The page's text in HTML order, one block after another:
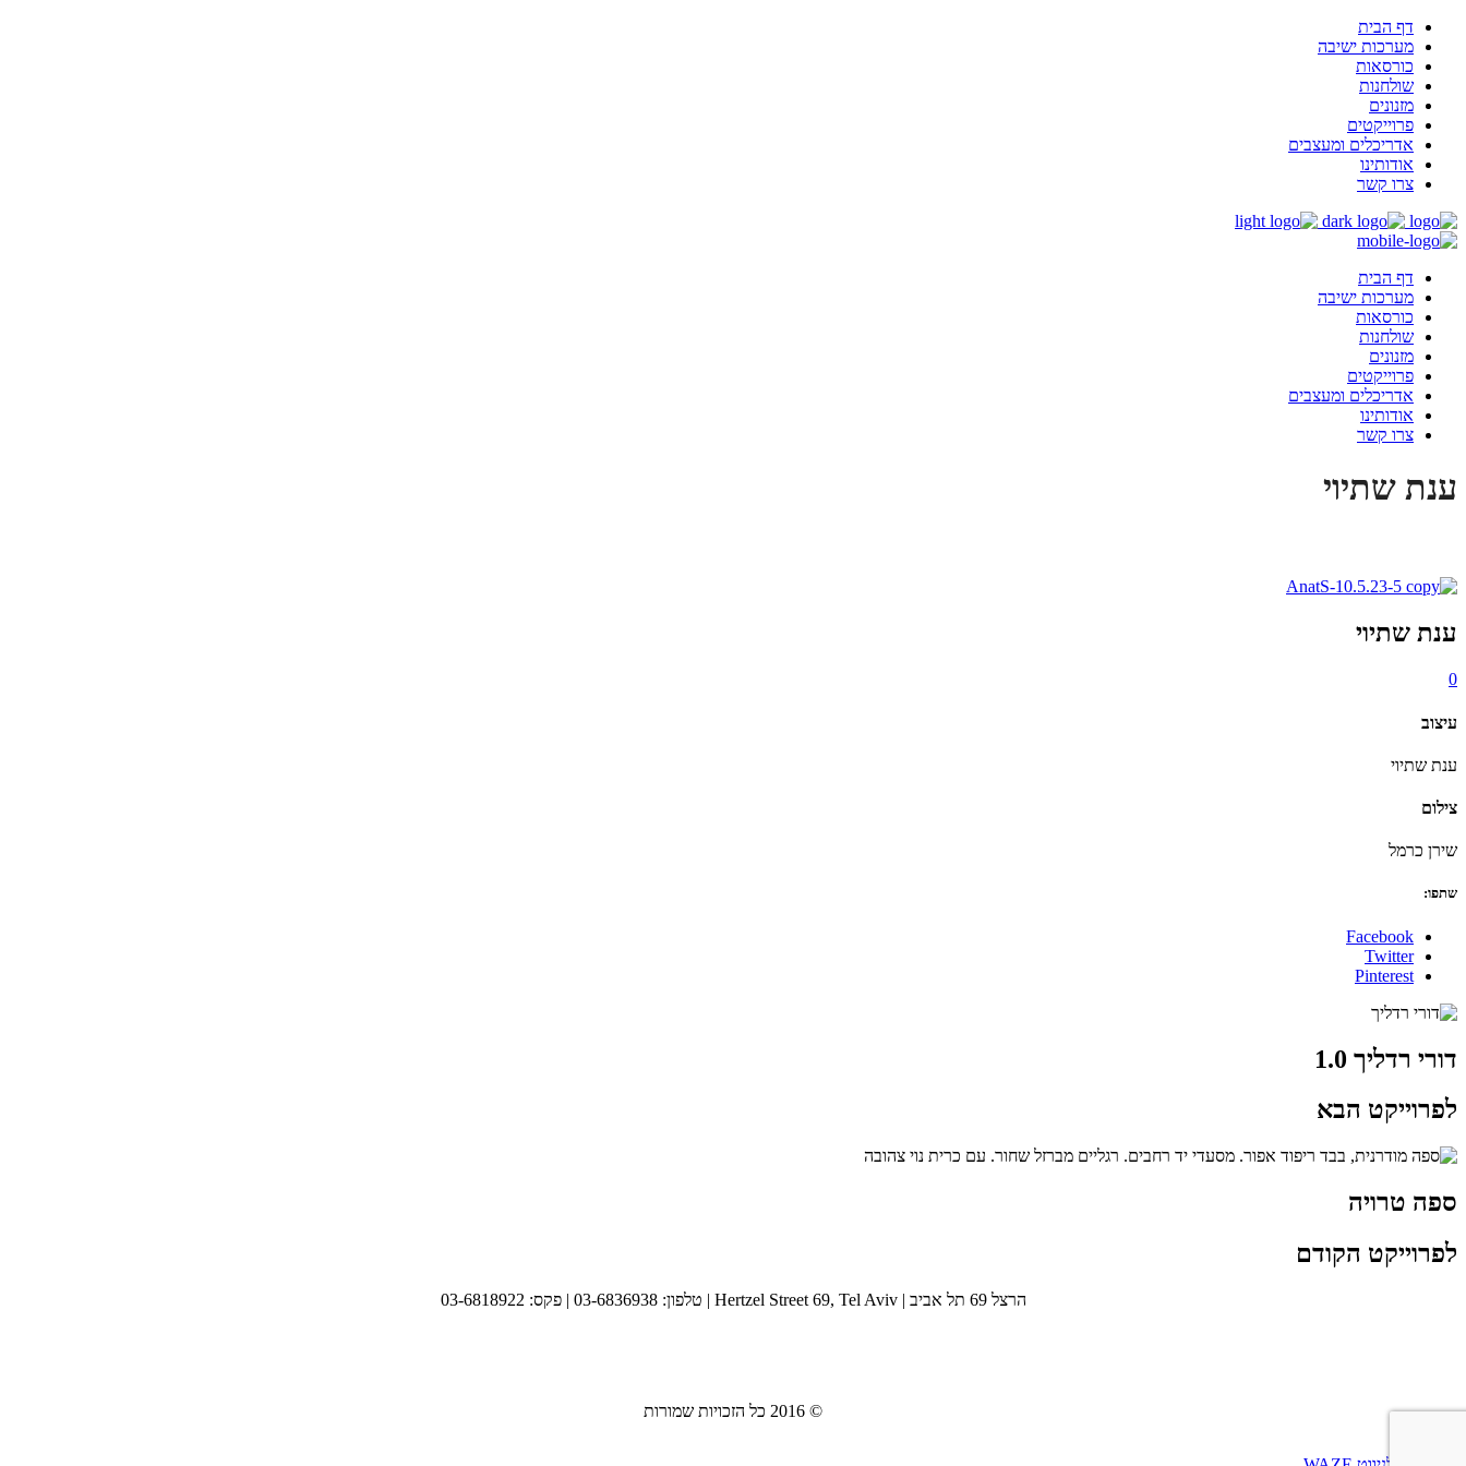
דף הבית
מערכות ישיבה
כורסאות
שולחנות
מזנונים
פרוייקטים
אדריכלים ומעצבים
אודותינו
צרו קשר
דף הבית
מערכות ישיבה
כורסאות
שולחנות
מזנונים
פרוייקטים
אדריכלים ומעצבים
אודותינו
צרו קשר
ענת שתיוי
ענת שתיוי
0
עיצוב
ענת שתיוי
צילום
שירן כרמל
שתפו:
Facebook
Twitter
Pinterest
דורי רדליך 1.0
לפרוייקט הבא
ספה טרויה
לפרוייקט הקודם
הרצל 69 תל אביב | Hertzel Street 69, Tel Aviv | טלפון: 03-6836938 | פקס: 03-6818922
© 2016 כל הזכויות שמורות